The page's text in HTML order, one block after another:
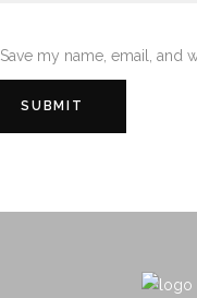
Save my name, email, and